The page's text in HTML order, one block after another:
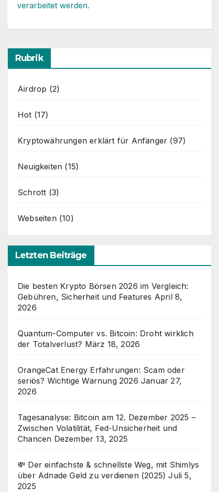
verarbeitet werden.
Rubrik
Airdrop (2)
Hot (17)
Kryptowährungen erklärt für Anfänger (97)
Neuigkeiten (15)
Schrott (3)
Webseiten(10)
Letzten Beiträge
Die besten Krypto Börsen 2026 im Vergleich:
Gebühren, Sicherheit und Features April 8,
2026
Quantum-Computer vs. Bitcoin: Droht wirklich
der Totalverlust? März 18, 2026
OrangeCat Energy Erfahrungen: Scam oder
seriös? Wichtige Warnung 2026 Januar 27,
2026
Tagesanalyse: Bitcoin am 12. Dezember 2025 –
Zwischen Volatilität, Fed-Unsicherheit und
Chancen Dezember 13, 2025
💸 Der einfachste & schnellste Weg, mit Shimlys
über Adnade Geld zu verdienen (2025) Juli 5,
2025